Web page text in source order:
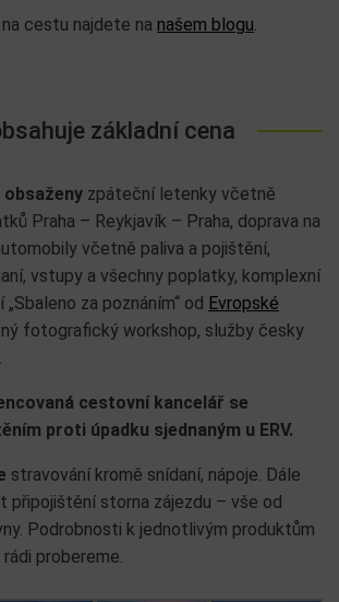
cestu najdete na našem blogu.
základní cena
obsaženy zpáteční letenky včetně
Praha – Reykjavík – Praha, doprava na
včetně paliva a pojištění,
vstupy a všechny poplatky, komplexní
za poznáním“ od Evropské
fotografický workshop, služby česky
cestovní kancelář se
proti úpadku sjednaným u ERV.
stravování kromě snídaní, nápoje. Dále
připojištění storna zájezdu – vše od
Podrobnosti k jednotlivým produktům
probereme.